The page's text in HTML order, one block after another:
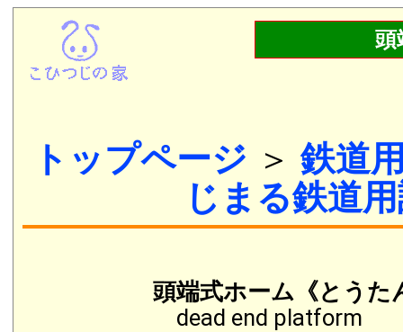
頭
トップページ ＞鉄道
じまる鉄道
頭端式ホーム《とうた
dead end platform